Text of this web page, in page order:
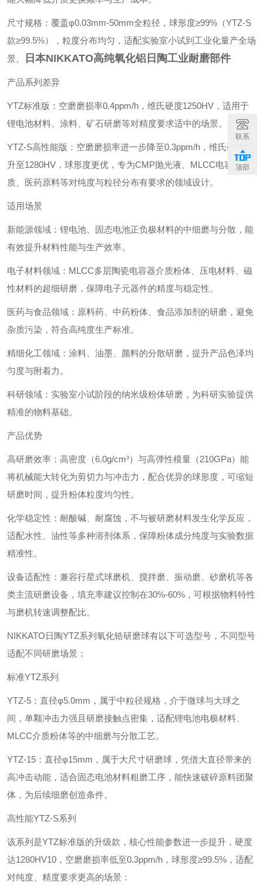
‌尺寸规格‌：覆盖φ0.03mm-50mm全粒径，球形度≥99%（YTZ-S
款≥99.5%），粒度分布均匀，适配实验室小试到工业化量产全场
景。
日本NIKKATO高纯氧化铝日陶工业耐磨部件
产品系列差异
‌YTZ标准版‌：空磨磨损率0.4ppm/h，维氏硬度1250HV，适用于
锂电池材料、涂料、矿石研磨等对精度要求适中的场景。
‌YTZ-S高性能版‌：空磨磨损率进一步降至0.3ppm/h，维氏硬度提
升至1280HV，球形度更优，专为CMP抛光液、MLCC电容介
质、医药原料等对纯度与粒径分布有要求的领域设计。
适用场景
‌新能源领域‌：锂电池、固态电池正负极材料的中细磨与分散，能
有效提升材料性能与生产效率。
‌电子材料领域‌：MLCC多层陶瓷电容器介质粉体、压电材料、磁
性材料的超细研磨，保障电子元器件的精度与稳定性。
‌医药与食品领域‌：原料药、中药粉体、食品添加剂的研磨，避免
杂质污染，符合高纯度生产标准。
‌精细化工领域‌：涂料、油墨、颜料的分散研磨，提升产品色泽均
匀度与附着力。
‌科研领域‌：实验室小试阶段的纳米级粉体研磨，为科研实验提供
精准的物料基础。
产品优势
‌高研磨效率‌：高密度（6.0g/cm³）与高弹性模量（210GPa）能
将机械能大转化为剪切力与冲击力，配合优异的球形度，可缩短
研磨时间，提升粉体粒度均匀性。
‌化学稳定性‌：耐酸碱、耐腐蚀，不与被研磨材料发生化学反应，
适配水性、油性等多种溶剂体系，保障粉体成分纯度与实验数据
精准性。
‌设备适配性‌：兼容行星式球磨机、搅拌磨、振动磨、砂磨机等各
类主流研磨设备，填充率建议控制在30%-60%，可根据物料特性
与磨机转速调整配比。
NIKKATO日陶YTZ系列氧化锆研磨球有以下可选型号，不同型号
适配不同研磨场景：
标准YTZ系列
‌YTZ-5‌：直径φ5.0mm，属于中粒径规格，介于微球与大球之
间，单颗冲击力强且研磨接触点密集，适配锂电池电极材料、
MLCC介质粉体等的中细磨与分散工艺。
‌YTZ-15‌：直径φ15mm，属于大尺寸研磨球，凭借大直径带来的
高冲击动能，适合固态电池材料粗磨工序，能快速破碎原料团聚
体，为后续细磨创造条件。
高性能YTZ-S系列
该系列是YTZ标准版的升级款，核心性能参数进一步提升，硬度
达1280HV10，空磨磨损率低至0.3ppm/h，球形度≥99.5%，适配
对纯度、精度要求更高的场景：
联系
顶部